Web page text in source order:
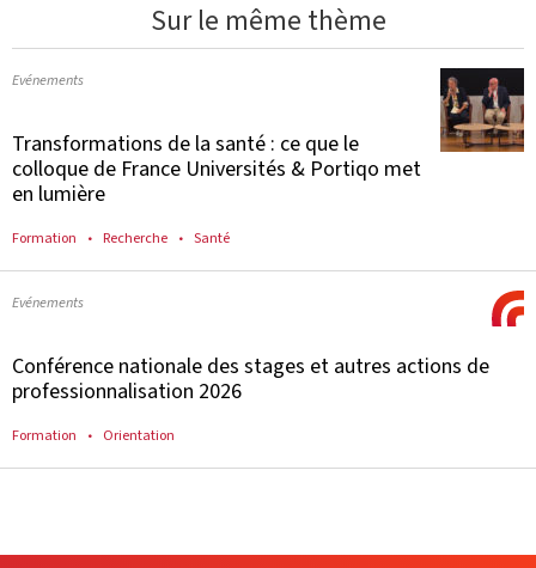
Sur le même thème
Evénements
Transformations de la santé : ce que le
colloque de France Universités & Portiqo met
en lumière
Formation Recherche Santé
Evénements
Conférence nationale des stages et autres actions de
professionnalisation 2026
Formation Orientation